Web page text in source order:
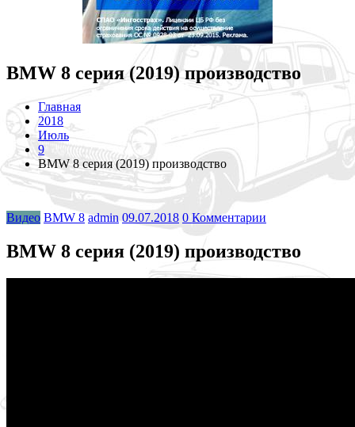
BMW 8 серия (2019) производство
Главная
2018
Июль
9
BMW 8 серия (2019) производство
Видео BMW 8 admin 09.07.2018 0 Комментарии
BMW 8 серия (2019) производство